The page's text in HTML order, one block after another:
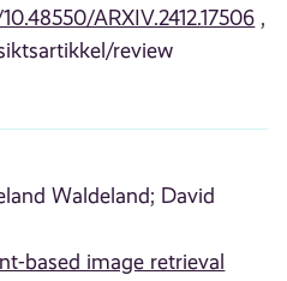
ARXIV.2412.17506 ,
review
Waldeland; David
based image retrieval